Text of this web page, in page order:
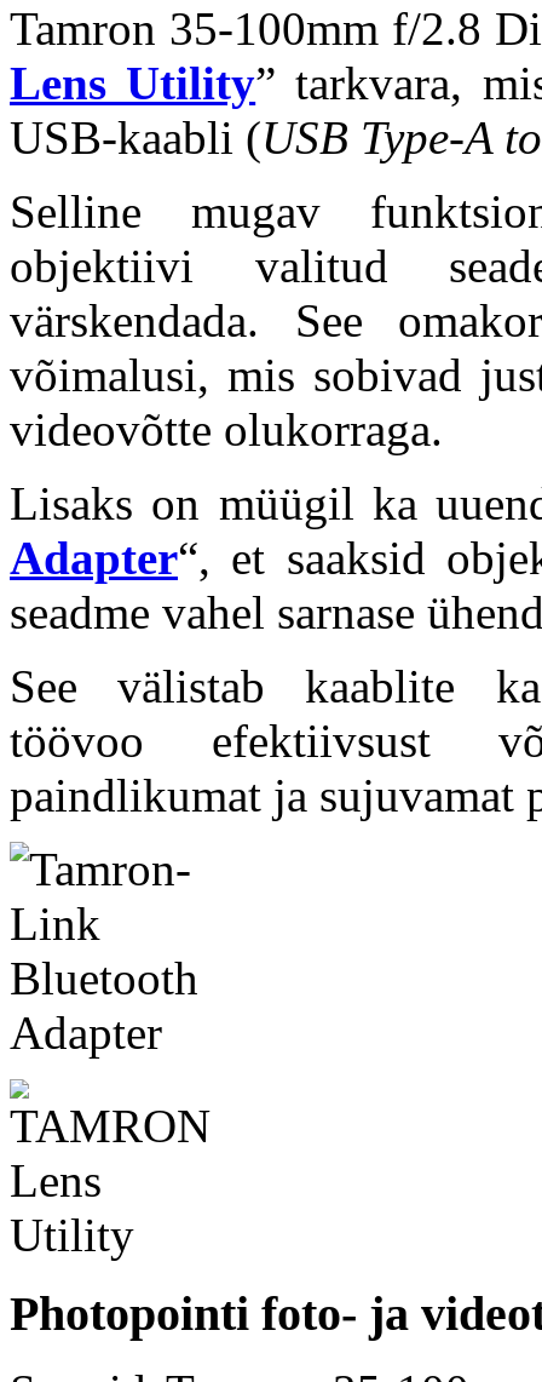
Tamron 35-100mm f/2.8
Lens Utility” tarkvara,
USB-kaabli (USB Type-A
Selline mugav
objektiivi valitud
värskendada. See
võimalusi, mis sobivad
videovõtte olukorraga.
Lisaks on müügil ka
Adapter“, et saaksid
seadme vahel sarnase
See välistab kaablite
töövoo efektiivsust
paindlikumat ja sujuvamat
Photopointi foto- ja